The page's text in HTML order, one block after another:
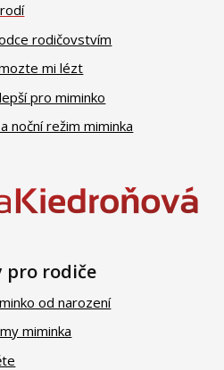
rodičovstvím
mi lézt
pro miminko
noční režim miminka
pro rodiče
od narození
miminka